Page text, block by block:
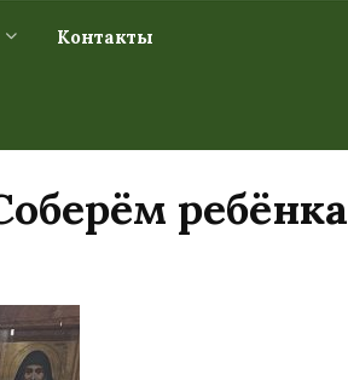
Контакты
ребёнка